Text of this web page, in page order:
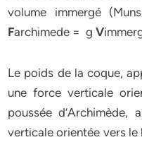
volume immergé
Farchimede = gV
Le poids de la coque,
une force verticale
poussée
verticale orientée vers le